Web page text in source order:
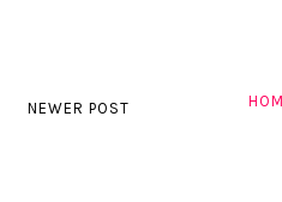
NEWER POST